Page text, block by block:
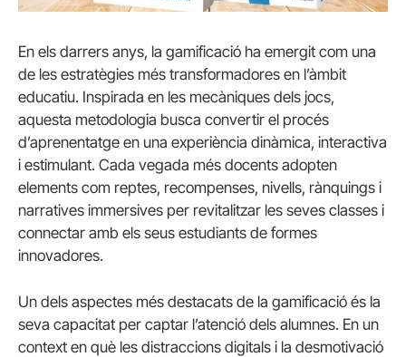
En els darrers anys, la gamificació ha emergit com una
de les estratègies més transformadores en l’àmbit
educatiu. Inspirada en les mecàniques dels jocs,
aquesta metodologia busca convertir el procés
d’aprenentatge en una experiència dinàmica, interactiva
i estimulant. Cada vegada més docents adopten
elements com reptes, recompenses, nivells, rànquings i
narratives immersives per revitalitzar les seves classes i
connectar amb els seus estudiants de formes
innovadores.
Un dels aspectes més destacats de la gamificació és la
seva capacitat per captar l’atenció dels alumnes. En un
context en què les distraccions digitals i la desmotivació